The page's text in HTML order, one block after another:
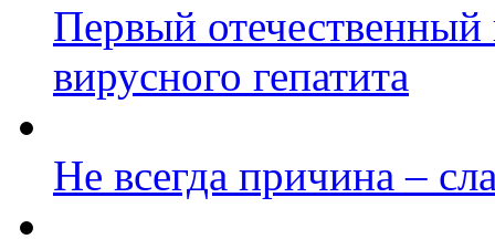
Первый отечественный
вирусного гепатита
Не всегда причина –